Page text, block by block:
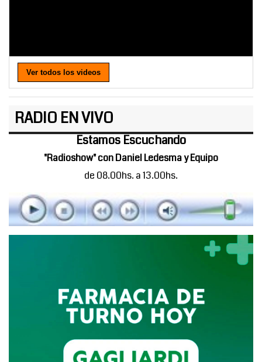
Ver todos los videos
RADIO EN VIVO
Estamos Escuchando
"Radioshow" con Daniel Ledesma y Equipo
de 08.00hs. a 13.00hs.